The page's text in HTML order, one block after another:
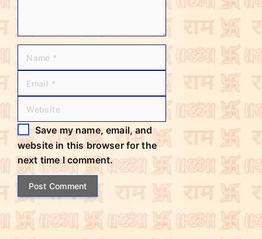
n
N
m
e
E
a
i
l
W
b
s
i
t
e
Save my name, email, and
website in this browser for the
next time I comment.